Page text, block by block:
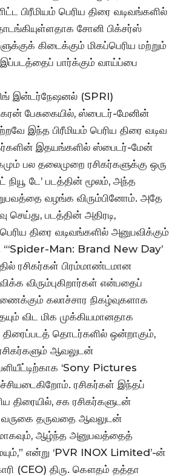
பிரீமியம் பெரிய திரை வடிவங்களில்
சோனி பிக்சர்ஸ்
கிடைக்கும் மிகப்பெரிய மற்றும்
பார்க்கும் வாய்ப்பை
இன்டர்நேஷனல் (SPRI)
பேசுகையில், ஸ்பைடர்-மேனின்
இந்த பிரீமியம் பெரிய திரை வடிவ
இதயங்களில் ஸ்பைடர்-மேன்
பல தலைமுறை ரசிகர்களுக்கு ஒரு
டே’ படத்தின் மூலம், அந்த
வழங்க விரும்பினோம். அதே
செய்து, படத்தின் அதிரடி,
திரை வடிவங்களில் அனுபவிக்கும்
“‘Spider-Man: Brand New Day’
ரசிகர்கள் பிரம்மாண்டமான
விரும்புகிறார்கள் என்பதைப்
கலாச்சார நிகழ்வுகளாக
விட மிக முக்கியமானதாக
திரைப்படத் தொடர்களில் ஒன்றாகும்,
ஆவலுடன்
‘Sony Pictures
ரசிகர்கள் இந்தப்
திரையில், சக ரசிகர்களுடன்
வருகை தருவதை ஆவலுடன்
ஆழ்ந்த அனுபவத்தைத்
என்று ‘PVR INOX Limited’-ன்
(CEO) திரு. கௌதம் தத்தா